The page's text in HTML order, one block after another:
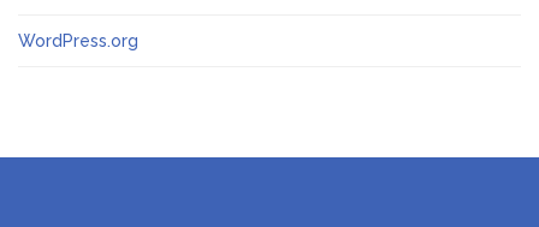
WordPress.org